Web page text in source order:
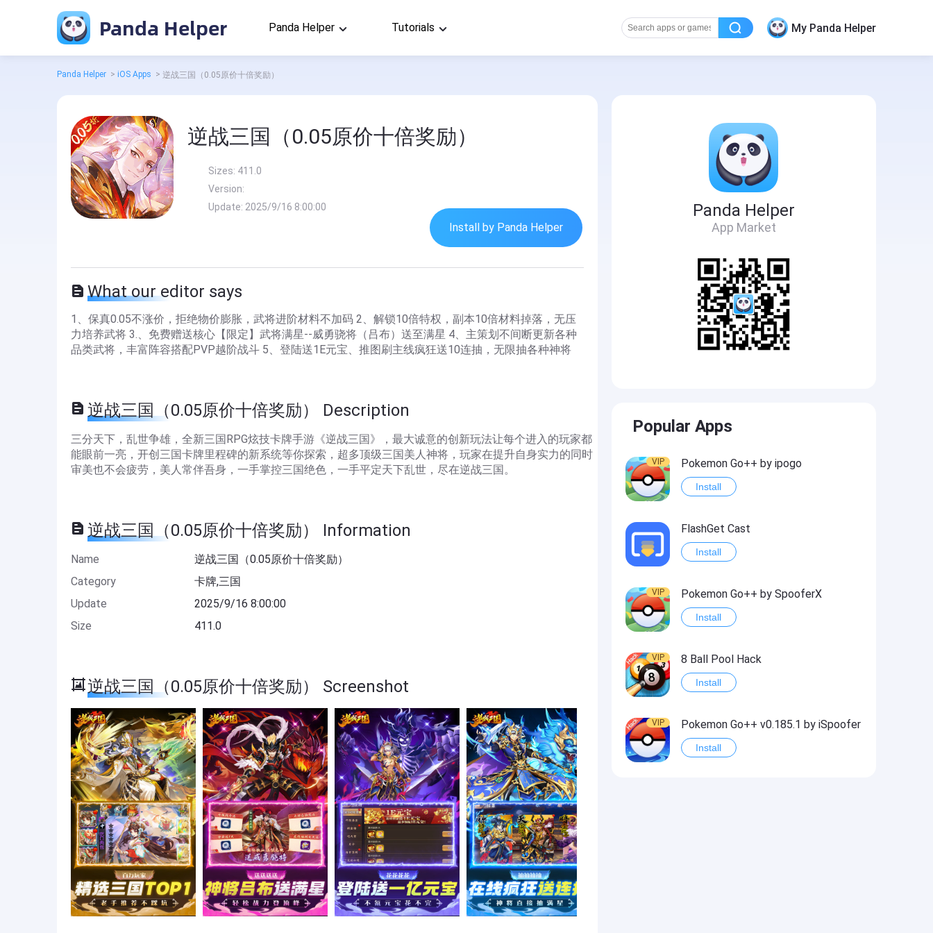
Panda Helper Panda Helper Tutorials My Panda Helper
Panda Helper > iOS Apps > 逆战三国（0.05原价十倍奖励）
逆战三国（0.05原价十倍奖励）
Sizes: 411.0
Version:
Update: 2025/9/16 8:00:00
Install by Panda Helper
What our editor says
1、保真0.05不涨价，拒绝物价膨胀，武将进阶材料不加码 2、解锁10倍特权，副本10倍材料掉落，无压
力培养武将 3.、免费赠送核心【限定】武将满星--威勇骁将（吕布）送至满星 4、主策划不间断更新各种
品类武将，丰富阵容搭配PVP越阶战斗 5、登陆送1E元宝、推图刷主线疯狂送10连抽，无限抽各种神将
逆战三国（0.05原价十倍奖励） Description
三分天下，乱世争雄，全新三国RPG炫技卡牌手游《逆战三国》，最大诚意的创新玩法让每个进入的玩家都
能眼前一亮，开创三国卡牌里程碑的新系统等你探索，超多顶级三国美人神将，玩家在提升自身实力的同时
审美也不会疲劳，美人常伴吾身，一手掌控三国绝色，一手平定天下乱世，尽在逆战三国。
逆战三国（0.05原价十倍奖励） Information
Name
逆战三国（0.05原价十倍奖励）
Category
卡牌,三国
Update
2025/9/16 8:00:00
Size
411.0
逆战三国（0.05原价十倍奖励） Screenshot
Panda Helper
App Market
Popular Apps
VIP Pokemon Go++ by ipogo
Install
FlashGet Cast
Install
VIP Pokemon Go++ by SpooferX
Install
VIP 8 Ball Pool Hack
Install
VIP Pokemon Go++ v0.185.1 by iSpoofer
Install